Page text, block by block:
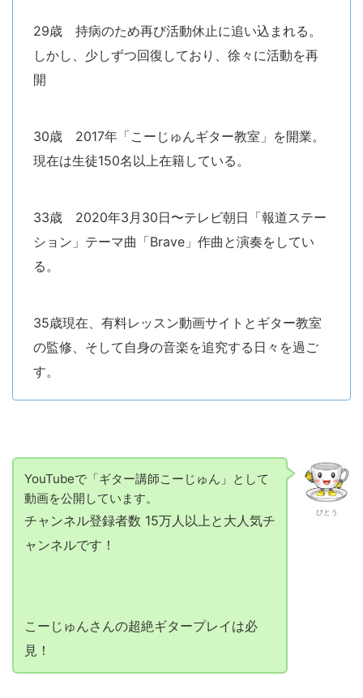
29歳 持病のため再び活動休止に追い込まれる。
しかし、少しずつ回復しており、徐々に活動を再
開
30歳 2017年「こーじゅんギター教室」を開業。
現在は生徒150名以上在籍している。
33歳 2020年3月30日〜テレビ朝日「報道ステー
ション」テーマ曲「Brave」作曲と演奏をしてい
る。
35歳現在、有料レッスン動画サイトとギター教室
の監修、そして自身の音楽を追究する日々を過ご
す。
びとう
YouTubeで「ギター講師こーじゅん」として
動画を公開しています。
チャンネル登録者数 15万人以上と大人気チ
ャンネルです！
こーじゅんさんの超絶ギタープレイは必
見！